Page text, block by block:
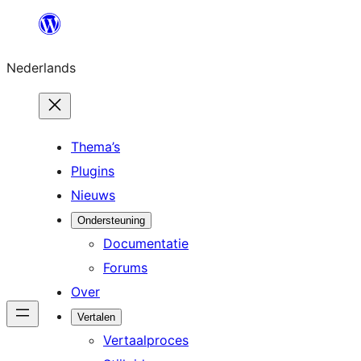
de
inhoud
Nederlands
Thema’s
Plugins
Nieuws
Ondersteuning
Documentatie
Forums
Over
Vertalen
Vertaalproces